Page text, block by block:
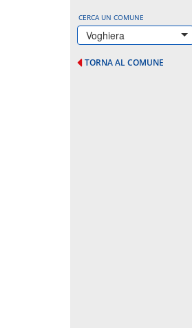
CERCA UN COMUNE
Voghiera
TORNA AL COMUNE